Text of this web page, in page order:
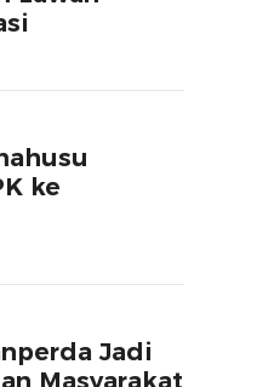
ke
Jadi
Masyarakat